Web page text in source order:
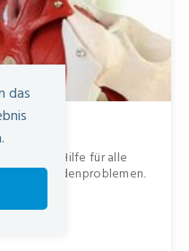
Hilfe für alle
das